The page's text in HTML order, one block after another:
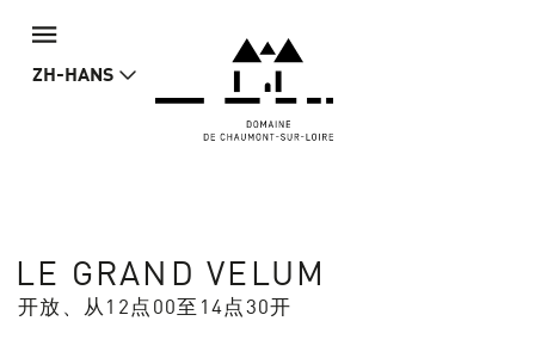
ZH-HANS
LE GRAND VELUM
开放、从12点00至14点30开